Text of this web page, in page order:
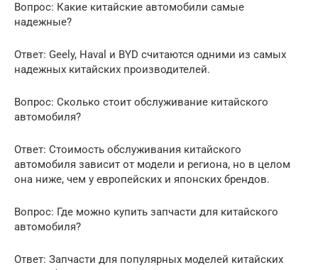
Вопрос: Какие китайские автомобили самые
надежные?
Ответ: Geely, Haval и BYD считаются одними из самых
надежных китайских производителей.
Вопрос: Сколько стоит обслуживание китайского
автомобиля?
Ответ: Стоимость обслуживания китайского
автомобиля зависит от модели и региона, но в целом
она ниже, чем у европейских и японских брендов.
Вопрос: Где можно купить запчасти для китайского
автомобиля?
Ответ: Запчасти для популярных моделей китайских